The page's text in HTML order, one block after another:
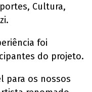
Cultura,
foi
do projeto.
para os nossos